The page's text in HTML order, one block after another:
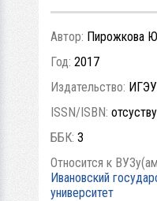
Автор: Пирожкова
Год: 2017
Издательство: ИГЭУ
ISSN/ISBN:
ББК: 3
Относится к
Ивановский
университет